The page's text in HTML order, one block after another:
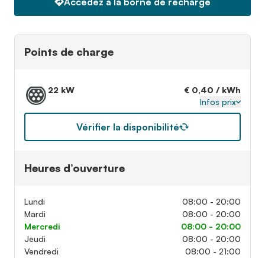
Points de charge
22 kW
€ 0,40 / kWh
Infos prix
Vérifier la disponibilité
Heures d’ouverture
Lundi
08:00 - 20:00
Mardi
08:00 - 20:00
Mercredi
08:00 - 20:00
Jeudi
08:00 - 20:00
Vendredi
08:00 - 21:00